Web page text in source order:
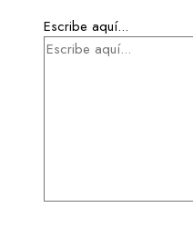
Escribe aquí...